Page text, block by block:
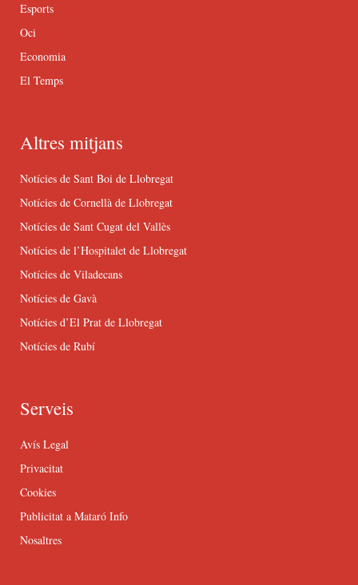
Esports
Oci
Economia
El Temps
Altres mitjans
Notícies de Sant Boi de Llobregat
Notícies de Cornellà de Llobregat
Notícies de Sant Cugat del Vallès
Notícies de l’Hospitalet de Llobregat
Notícies de Viladecans
Notícies de Gavà
Notícies d’El Prat de Llobregat
Notícies de Rubí
Serveis
Avís Legal
Privacitat
Cookies
Publicitat a Mataró Info
Nosaltres